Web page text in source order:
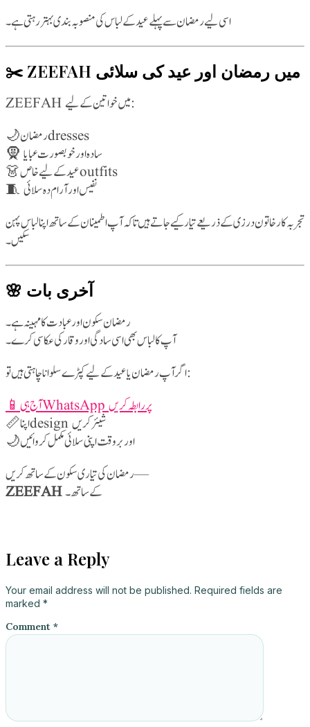
اسی لیے رمضان سے پہلے عید کے لباس کی منصوبہ بندی بہتر رہتی ہے۔
✂️ ZEEFAH میں رمضان اور عید کی سلائی
ZEEFAH میں خواتین کے لیے:
🌙 رمضان dresses
🧕 سادہ اور خوبصورت عبایا
👗 عید کے لیے خاص outfits
🧵 نفیس اور آرام دہ سلائی
تجربہ کار خاتون درزی کے ذریعے تیار کیے جاتے ہیں تاکہ آپ اطمینان کے ساتھ اپنا لباس پہن
سکیں۔
🌸 آخری بات
رمضان سکون اور عبادت کا مہینہ ہے۔
آپ کا لباس بھی اسی سادگی اور وقار کی عکاسی کرے۔
اگر آپ رمضان یا عید کے لیے کپڑے سلوانا چاہتی ہیں تو:
📱 آج ہی WhatsApp پر رابطہ کریں
📏 اپنا design شیئر کریں
🌙 اور بروقت اپنی سلائی مکمل کروائیں
رمضان کی تیاری سکون کے ساتھ کریں —
ZEEFAHکے ساتھ۔
Leave a Reply
Your email address will not be published. Required fields are
marked *
Comment *